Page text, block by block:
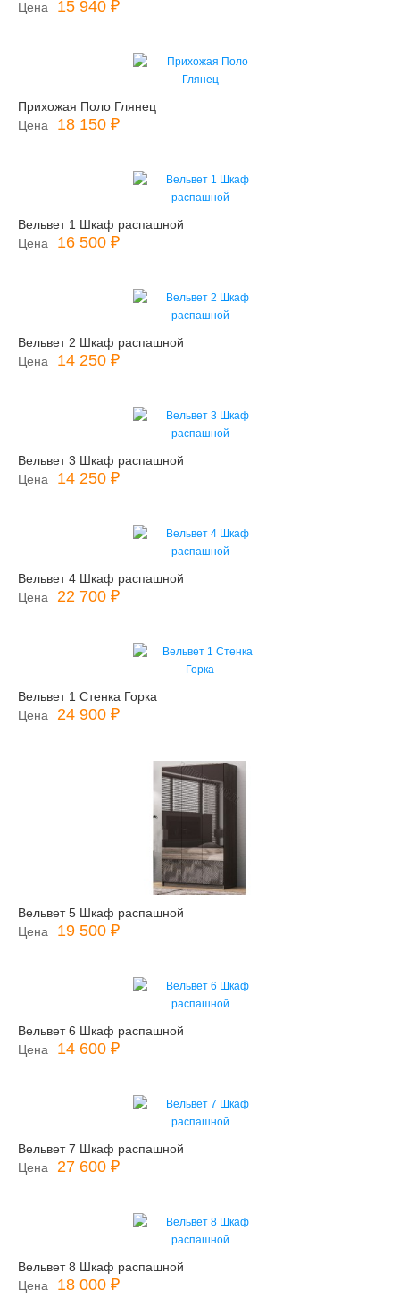
Цена
15 940 ₽
Прихожая Поло Глянец
Цена
18 150 ₽
Вельвет 1 Шкаф распашной
Цена
16 500 ₽
Вельвет 2 Шкаф распашной
Цена
14 250 ₽
Вельвет 3 Шкаф распашной
Цена
14 250 ₽
Вельвет 4 Шкаф распашной
Цена
22 700 ₽
Вельвет 1 Стенка Горка
Цена
24 900 ₽
Вельвет 5 Шкаф распашной
Цена
19 500 ₽
Вельвет 6 Шкаф распашной
Цена
14 600 ₽
Вельвет 7 Шкаф распашной
Цена
27 600 ₽
Вельвет 8 Шкаф распашной
Цена
18 000 ₽